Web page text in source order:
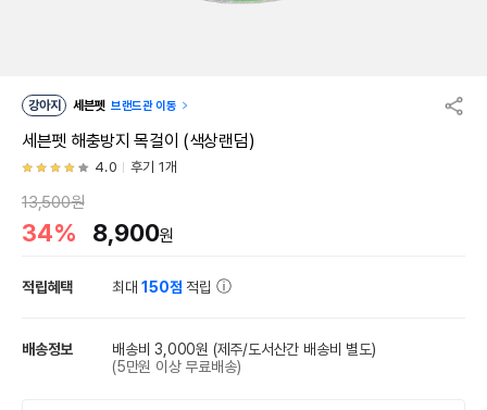
강아지 세븐펫 브랜드관 이동
세븐펫 해충방지 목걸이 (색상랜덤)
4.0 후기 1개
13,500원
34% 8,900원
적립혜택 최대150점 적립
배송정보 배송비 3,000원 (제주/도서산간 배송비 별도)
(5만원 이상 무료배송)